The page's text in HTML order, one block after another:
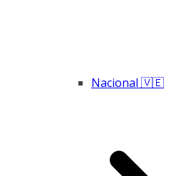
Nacional 🇻🇪